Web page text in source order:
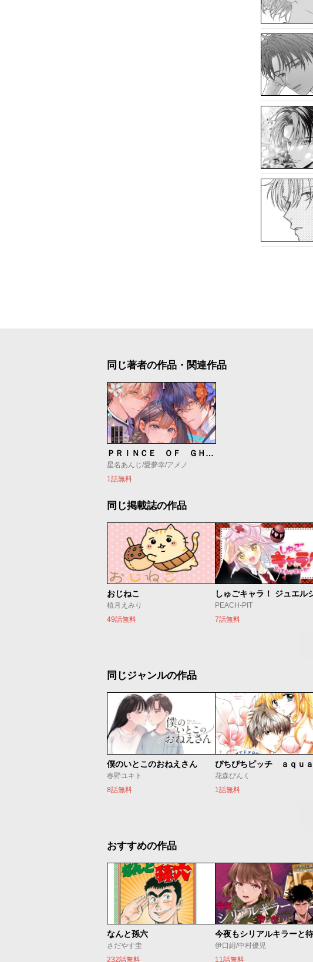
同じ著者の作品・関連作品
ＰＲＩＮＣＥ ＯＦ ＧＨＯＳＴ
星名あんじ/愛夢幸/アメノ
1話無料
同じ掲載誌の作品
おじねこ
植月えみり
49話無料
PEACH-PIT
7話無料
同じジャンルの作品
僕のいとこのおねえさん
春野ユキト
8話無料
ぴちぴちピッチ ａｑｕａ
花森ぴんく
1話無料
おすすめの作品
なんと孫六
さだやす圭
232話無料
伊口紺/中村優児
11話無料